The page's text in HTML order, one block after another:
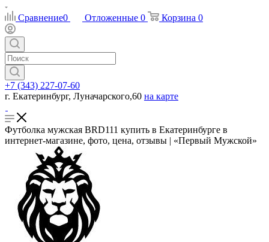
Сравнение0 Отложенные 0 Корзина 0
+7 (343) 227-07-60
г. Екатеринбург, Луначарского,60 на карте
Футболка мужская BRD111 купить в Екатеринбурге в
интернет-магазине, фото, цена, отзывы | «Первый Мужской»